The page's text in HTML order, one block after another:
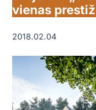
vienas
2018.02.04